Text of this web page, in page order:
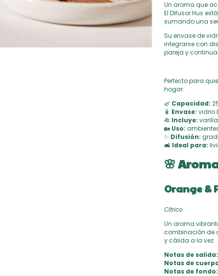
Un aroma que
El Difusor Hus
sumando una
Su envase de
integrarse con
pareja y
Perfecto para
hogar.
🌿 Capacidad:
🧴 Envase: vidrio
🎋 Incluye:
🏡 Uso:
✨ Difusión:
🛋 Ideal para:
🌸
Orange &
Cítrico
Un aroma
combinación de
y cálida a la vez.
Notas de salida:
Notas de
Notas de fondo: